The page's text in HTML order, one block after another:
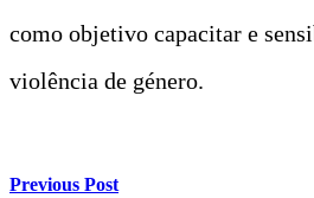
como objetivo capacitar e
violência de género.
Previous Post